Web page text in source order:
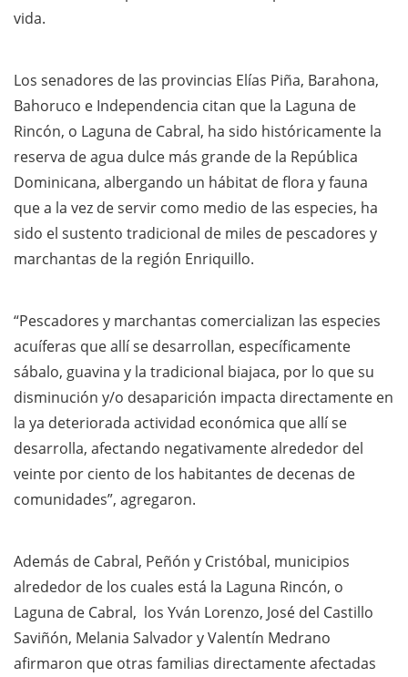
vida.
Los senadores de las provincias Elías Piña, Barahona,
Bahoruco e Independencia citan que la Laguna de
Rincón, o Laguna de Cabral, ha sido históricamente la
reserva de agua dulce más grande de la República
Dominicana, albergando un hábitat de flora y fauna
que a la vez de servir como medio de las especies, ha
sido el sustento tradicional de miles de pescadores y
marchantas de la región Enriquillo.
“Pescadores y marchantas comercializan las especies
acuíferas que allí se desarrollan, específicamente
sábalo, guavina y la tradicional biajaca, por lo que su
disminución y/o desaparición impacta directamente en
la ya deteriorada actividad económica que allí se
desarrolla, afectando negativamente alrededor del
veinte por ciento de los habitantes de decenas de
comunidades”, agregaron.
Además de Cabral, Peñón y Cristóbal, municipios
alrededor de los cuales está la Laguna Rincón, o
Laguna de Cabral, los Yván Lorenzo, José del Castillo
Saviñón, Melania Salvador y Valentín Medrano
afirmaron que otras familias directamente afectadas